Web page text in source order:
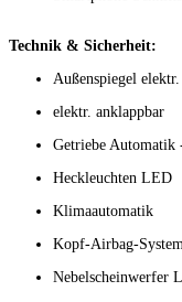
Technik & Sicherheit:
Außenspiegel
elektr. anklappbar
Getriebe
Heckleuchten LED
Klimaautomatik
Kopf-Airbag-System
Nebelscheinwerfer